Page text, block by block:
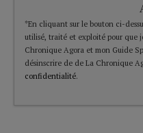
*En cliquant sur le bouton ci-
utilisé, traité et exploité pour que
Chronique Agora et mon Guide
désinscrire de de La Chronique
confidentialité.